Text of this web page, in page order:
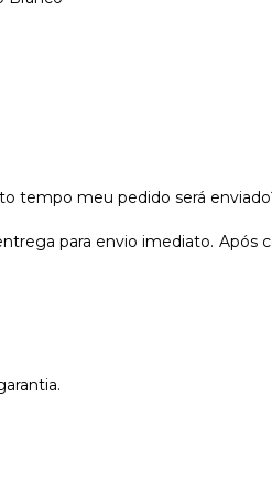
tempo meu pedido será
para envio imediato. Após